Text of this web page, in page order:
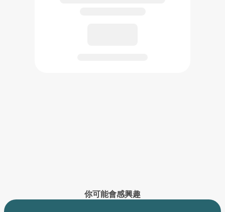
你可能會感興趣